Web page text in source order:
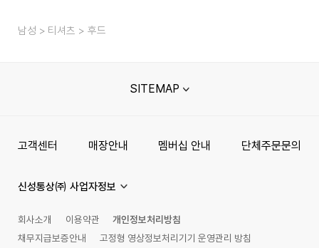
남성 티셔츠 후드
SITEMAP
고객센터 매장안내 멤버십 안내 단체주문문의
신성통상㈜ 사업자정보
회사소개 이용약관
개인정보처리방침
채무지급보증안내
고정형 영상정보처리기기 운영관리 방침